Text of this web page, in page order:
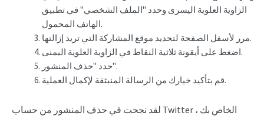
الزاوية العلوية اليسرى وحدد "الملف الشخصي" في تطبيق
الهاتف المحمول.
مرر لأسفل الصفحة لتحديد موقع المشاركة التي تريد إزالتها.
اضغط على أيقونة ثلاثية النقاط في الزاوية العلوية اليمنى.
حدد "حذف المنشور".
قم بتأكيد خيارك من الرسالة المنبثقة لإكمال العملية.
لقد نجحت في حذف المنشور من حساب Twitter الخاص بك ،